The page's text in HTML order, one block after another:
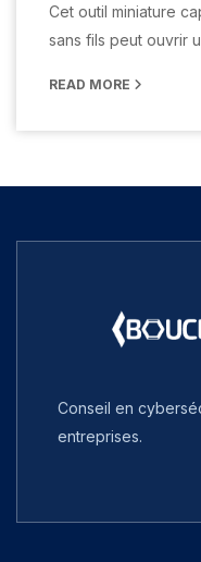
Cet outil miniature
sans fils peut ouvrir
READ MORE
Conseil en
entreprises.